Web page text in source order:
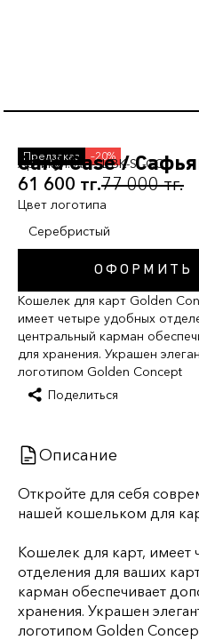
–20%
Card Case /
Артикул:AC-SL-BK-SL-CC
61 600 тг.77 000 тг.
Цвет логотипа
Серебристый
ОФОРМИТЬ
Кошелек для карт Golden
имеет четыре удобных
центральный карман
для хранения. Украшен
логотипом Golden Concept
Поделиться
Описание
Откройте для себя
нашей кошельком для
Кошелек для карт, имеет
отделения для ваших
карман обеспечивает
хранения. Украшен
логотипом Golden